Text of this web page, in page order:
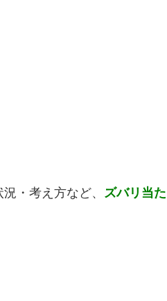
・考え方など、 ズバリ当た